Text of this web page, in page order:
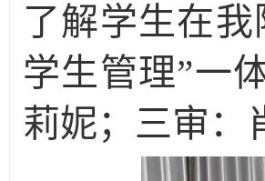
了解学生在
学生管理”一
莉妮；三审：